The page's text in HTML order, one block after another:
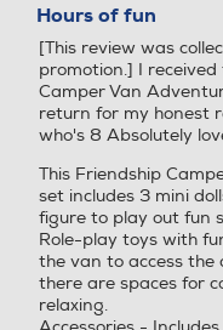
5
stelle.
Hours of fun
[This review was
promotion.] I
Camper Van
return for my honest
who's 8 Absolutely
This Friendship
set includes 3 mini
figure to play out fun
Role-play toys with
the van to access the
there are spaces for
relaxing.